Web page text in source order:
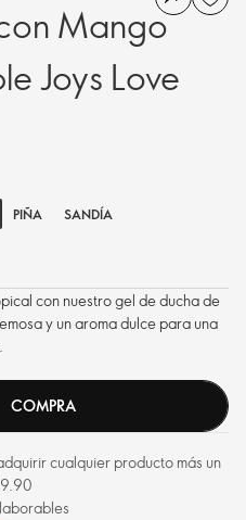
Mango
Joys Love
PIÑA SANDÍA
con nuestro gel de ducha de
y un aroma dulce para una
COMPRA
cualquier producto más un